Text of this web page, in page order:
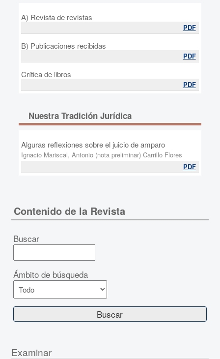
A) Revista de revistas
PDF
B) Publicaciones recibidas
PDF
Crítica de libros
PDF
Nuestra Tradición Jurídica
Alguras reflexiones sobre el juicio de amparo
Ignacio Mariscal, Antonio (nota preliminar) Carrillo Flores
PDF
Contenido de la Revista
Buscar
Ámbito de búsqueda
Examinar